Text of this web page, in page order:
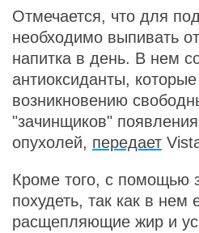
Отмечается, что для
необходимо выпивать
напитка в день. В нем
антиоксиданты,
возникновению
"зачинщиков"
опухолей, передает
Кроме того, с помощью
похудеть, так как в нем
расщепляющие жир и